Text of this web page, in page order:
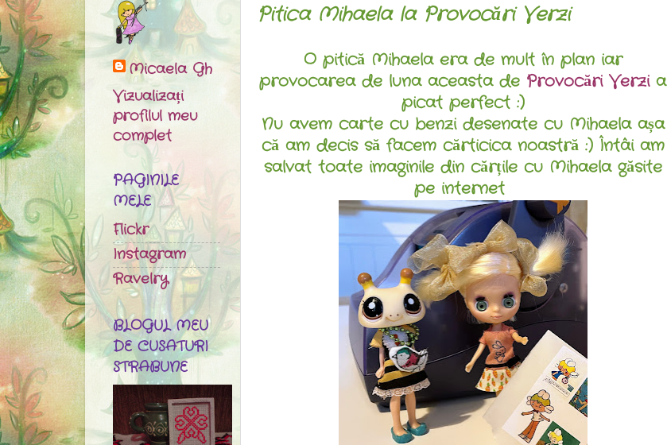
Pitica Mihaela la Provocări Verzi
O pitică Mihaela era de mult în plan iar
provocarea de luna aceasta de Provocări Verzia
picat perfect :)
Nu avem carte cu benzi desenate cu Mihaela așa
că am decis să facem cărticica noastră :) Întâi am
salvat toate imaginile din cărțile cu Mihaela găsite
pe internet
Micaela Gh
Vizualizați
profilul meu
complet
PAGINILE
MELE
Flickr
Instagram
Ravelry
BLOGUL MEU
DE CUSATURI
STRABUNE